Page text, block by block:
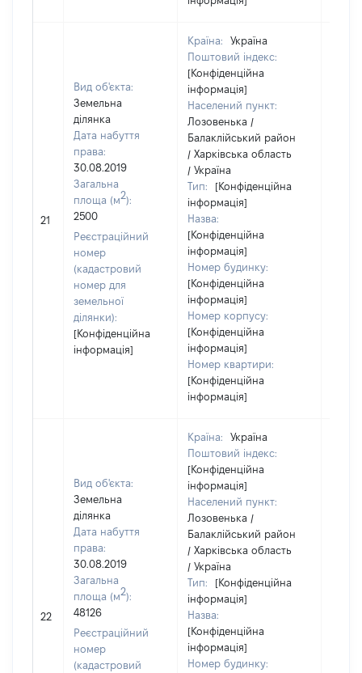
21
Вид об'єкта:
Земельна
ділянка
Дата набуття
права:
30.08.2019
Загальна
площа (м2):
2500
Реєстраційний
номер
(кадастровий
номер для
земельної
ділянки):
[Конфіденційна
інформація]
Країна:
Україна
Поштовий індекс:
[Конфіденційна
інформація]
Населений пункт:
Лозовенька /
Балаклійський район
/ Харківська область
/ Україна
Тип:
[Конфіденційна
інформація]
Назва:
[Конфіденційна
інформація]
Номер будинку:
[Конфіденційна
інформація]
Номер корпусу:
[Конфіденційна
інформація]
Номер квартири:
[Конфіденційна
інформація]
22
Вид об'єкта:
Земельна
ділянка
Дата набуття
права:
30.08.2019
Загальна
площа (м2):
48126
Реєстраційний
номер
(кадастровий
Країна:
Україна
Поштовий індекс:
[Конфіденційна
інформація]
Населений пункт:
Лозовенька /
Балаклійський район
/ Харківська область
/ Україна
Тип:
[Конфіденційна
інформація]
Назва:
[Конфіденційна
інформація]
Номер будинку: